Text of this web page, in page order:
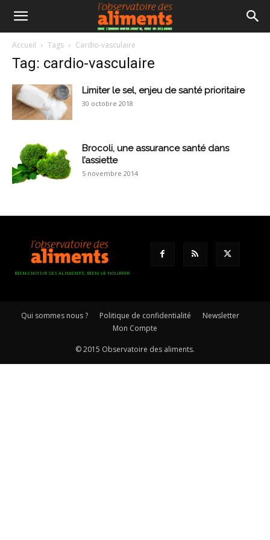
Accueil Tags Cardio-vasculaire
Tag: cardio-vasculaire
Limiter le sel, enjeu de santé prioritaire
30 octobre 2018
Brocoli, une assurance santé dans
l’assiette
5 novembre 2014
BIEN CHOISIR SES ALIMENTS, BIEN SE NOURRIR
Qui sommes nous ? Politique de confidentialité
Newsletter
Mon Compte
© 2015 Observatoire des aliments.